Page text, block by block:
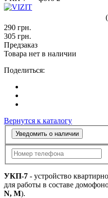
290 грн.
305 грн.
Предзаказ
Товара нет в наличии
Поделиться:
Вернутся к каталогу
Уведомить о наличии
УКП-7 - устройство
для работы в составе
N, M).